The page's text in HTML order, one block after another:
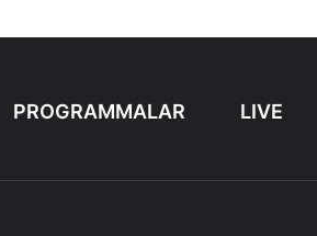
PROGRAMMALAR LIVE